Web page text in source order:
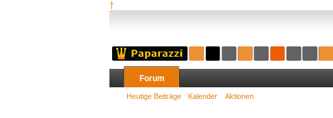
†
Forum
Heutige Beiträge Kalender Aktionen